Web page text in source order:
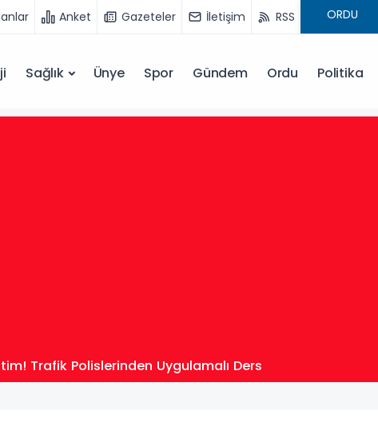
Anket Gazeteler İletişim RSS
Sağlık Ünye Spor Gündem Ordu Politika
Trafik Polislerinden Uygulamalı Ders